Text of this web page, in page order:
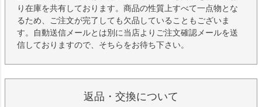
り在庫を共有しております。商品の性質上すべて一点物とな
るため、ご注文が完了しても欠品していることもございま
す。自動送信メールとは別に当店よりご注文確認メールを送
信しておりますので、そちらをお待ち下さい。
返品・交換について